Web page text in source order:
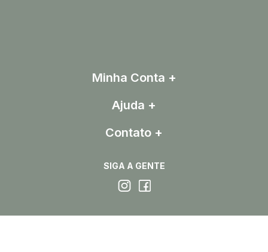
Minha Conta
Ajuda
Contato
SIGA A GENTE